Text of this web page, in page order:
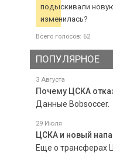
подыскивали
изменилась?
Всего голосов: 62
ПОПУЛЯРНОЕ
3 Августа
Почему ЦСКА
Данные Bobsoccer.
29 Июля
ЦСКА и новый
Еще о трансферах